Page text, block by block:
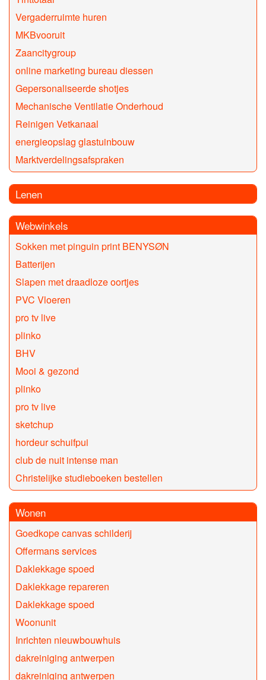
Vergaderruimte huren
MKBvooruit
Zaancitygroup
online marketing bureau diessen
Gepersonaliseerde shotjes
Mechanische Ventilatie Onderhoud
Reinigen Vetkanaal
energieopslag glastuinbouw
Marktverdelingsafspraken
Lenen
Webwinkels
Sokken met pinguin print BENYSØN
Batterijen
Slapen met draadloze oortjes
PVC Vloeren
pro tv live
plinko
BHV
Mooi & gezond
plinko
pro tv live
sketchup
hordeur schuifpui
club de nuit intense man
Christelijke studieboeken bestellen
Wonen
Goedkope canvas schilderij
Offermans services
Daklekkage spoed
Daklekkage repareren
Daklekkage spoed
Woonunit
Inrichten nieuwbouwhuis
dakreiniging antwerpen
dakreiniging antwerpen